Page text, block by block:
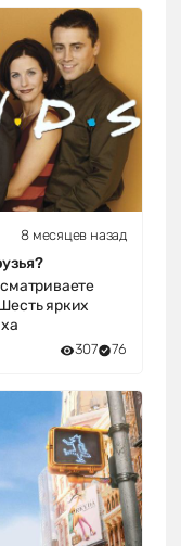
8 месяцев назад
ярких
307 76